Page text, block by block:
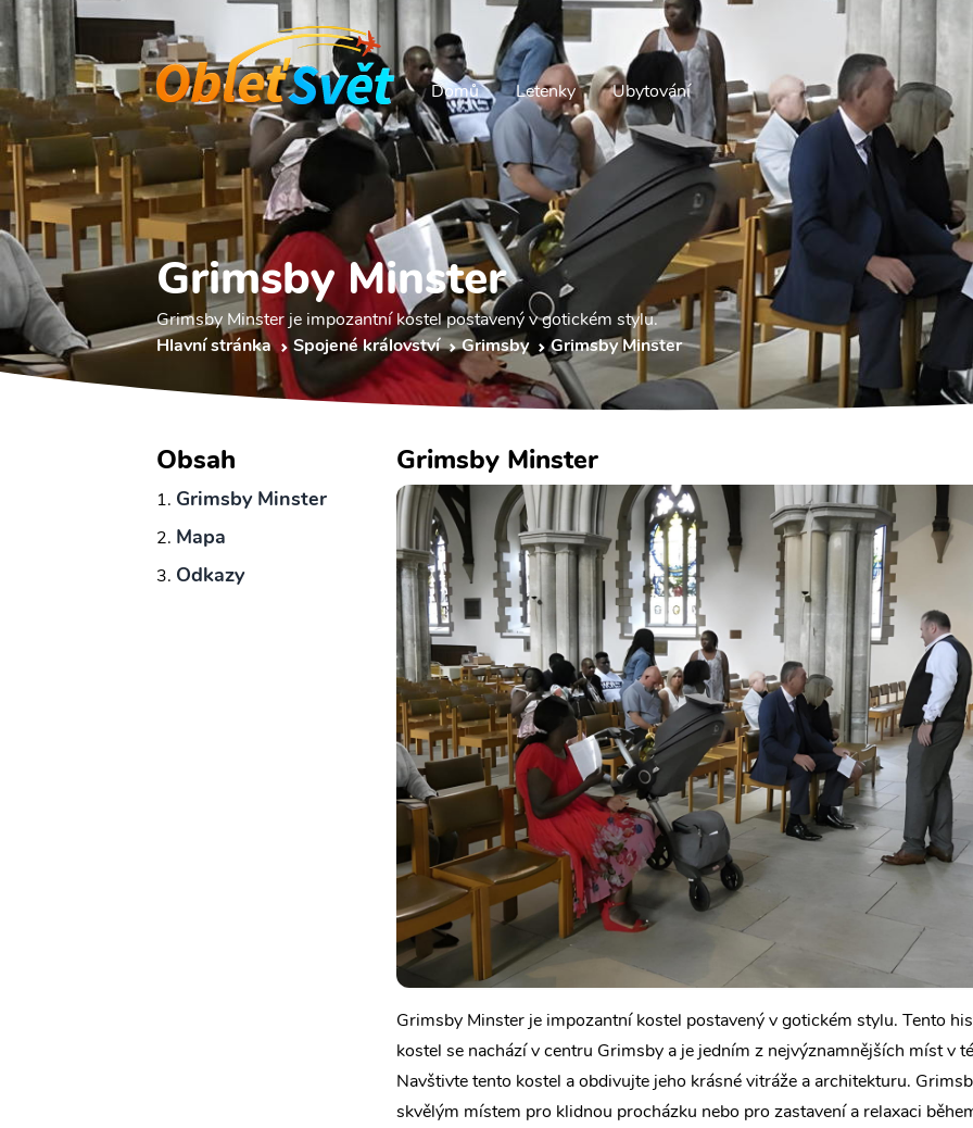
Domů Letenky Ubytování
Grimsby Minster
Grimsby Minster je impozantní kostel postavený v gotickém stylu.
Hlavní stránka
Spojené království Grimsby Grimsby Minster
Obsah
Grimsby Minster
Mapa
Odkazy
Grimsby Minster
Grimsby Minster je impozantní kostel postavený v gotickém stylu. Tento
kostel se nachází v centru Grimsby a je jedním z nejvýznamnějších míst v
Navštivte tento kostel a obdivujte jeho krásné vitráže a architekturu.
skvělým místem pro klidnou procházku nebo pro zastavení a relaxaci